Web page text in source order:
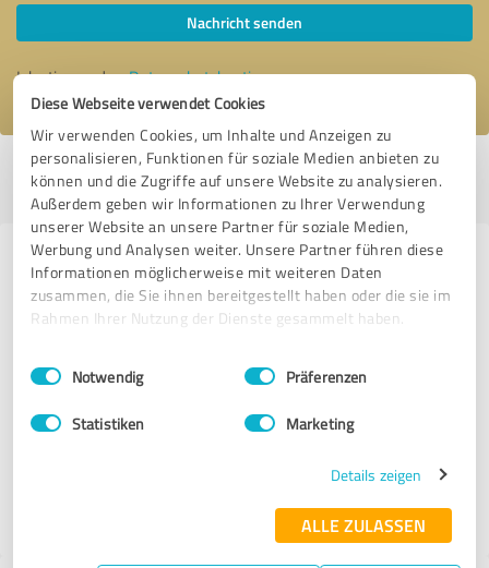
Diese Webseite verwendet Cookies
Wir verwenden Cookies, um Inhalte und Anzeigen zu
personalisieren, Funktionen für soziale Medien anbieten zu
können und die Zugriffe auf unsere Website zu analysieren.
Außerdem geben wir Informationen zu Ihrer Verwendung
unserer Website an unsere Partner für soziale Medien,
Werbung und Analysen weiter. Unsere Partner führen diese
Informationen möglicherweise mit weiteren Daten
zusammen, die Sie ihnen bereitgestellt haben oder die sie im
Rahmen Ihrer Nutzung der Dienste gesammelt haben.
Impressum Datenschutzbestimmungen
Einwilligungsauswahl
Notwendig Präferenzen
Statistiken Marketing
Details zeigen
ALLE ZULASSEN
Nachricht senden
Ich stimme denDatenschutzbestimmungenzu.
Profil aktiv seit 28.08.2019 | Letzte Aktualisierung: 02.06.2026
melden
Erfahrungen zu weiteren
Anbietern aus dem Bereich
Marketing
BNI Elefant Berlin